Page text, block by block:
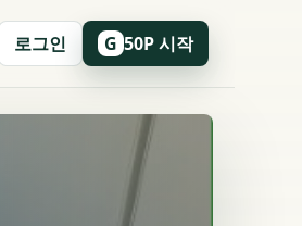
로그인 G 50P 시작